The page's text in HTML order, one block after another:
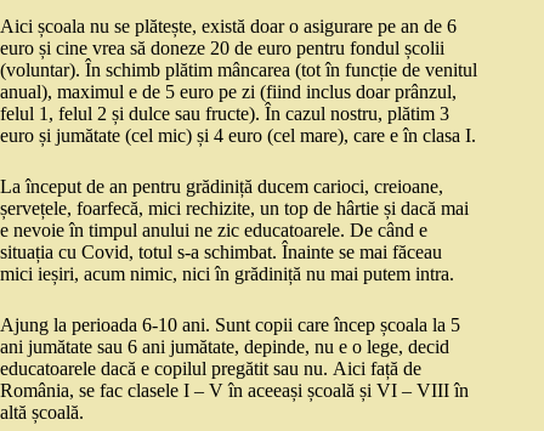
Aici școala nu se plătește, există doar o asigurare pe an de 6
euro și cine vrea să doneze 20 de euro pentru fondul școlii
(voluntar). În schimb plătim mâncarea (tot în funcție de venitul
anual), maximul e de 5 euro pe zi (fiind inclus doar prânzul,
felul 1, felul 2 și dulce sau fructe). În cazul nostru, plătim 3
euro și jumătate (cel mic) și 4 euro (cel mare), care e în clasa I.
La început de an pentru grădiniță ducem carioci, creioane,
șervețele, foarfecă, mici rechizite, un top de hârtie și dacă mai
e nevoie în timpul anului ne zic educatoarele. De când e
situația cu Covid, totul s-a schimbat. Înainte se mai făceau
mici ieșiri, acum nimic, nici în grădiniță nu mai putem intra.
Ajung la perioada 6-10 ani. Sunt copii care încep școala la 5
ani jumătate sau 6 ani jumătate, depinde, nu e o lege, decid
educatoarele dacă e copilul pregătit sau nu. Aici față de
România, se fac clasele I – V în aceeași școală și VI – VIII în
altă școală.